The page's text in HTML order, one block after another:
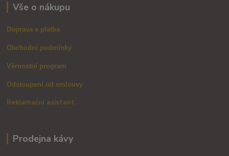
Vše o nákupu
Doprava a platba
Obchodní podmínky
Věrnostní program
Odstoupení od smlouvy
Reklamační asistent
Prodejna kávy